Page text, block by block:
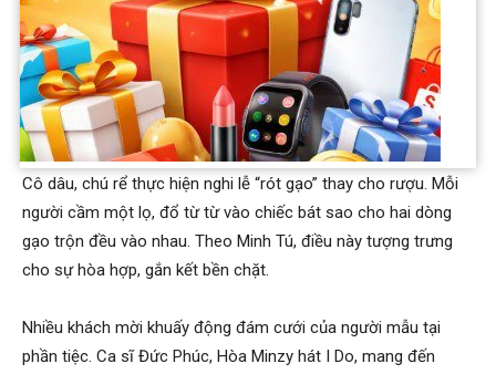
Đáp lại chồng, Minh Tú xúc động không kém, nói bằng tiếng
Anh: “Em biết anh căng thẳng vì đây là ngày trọng đại của
chúng mình. Nhưng anh đừng lo, anh luôn có em cũng như em
luôn có anh”. Cô cảm ơn bạn đời đã xuất hiện, giúp cô mạnh
mẽ vượt qua các biến cố cuộc sống.
Cô dâu, chú rể thực hiện nghi lễ “rót gạo” thay cho rượu. Mỗi
người cầm một lọ, đổ từ từ vào chiếc bát sao cho hai dòng
gạo trộn đều vào nhau. Theo Minh Tú, điều này tượng trưng
cho sự hòa hợp, gắn kết bền chặt.
Nhiều khách mời khuấy động đám cưới của người mẫu tại
phần tiệc. Ca sĩ Đức Phúc, Hòa Minzy hát I Do, mang đến